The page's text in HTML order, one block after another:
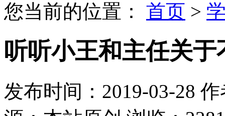
您当前的位置： 首页 >
听听小王和主任关
发布时间：2019-03-28